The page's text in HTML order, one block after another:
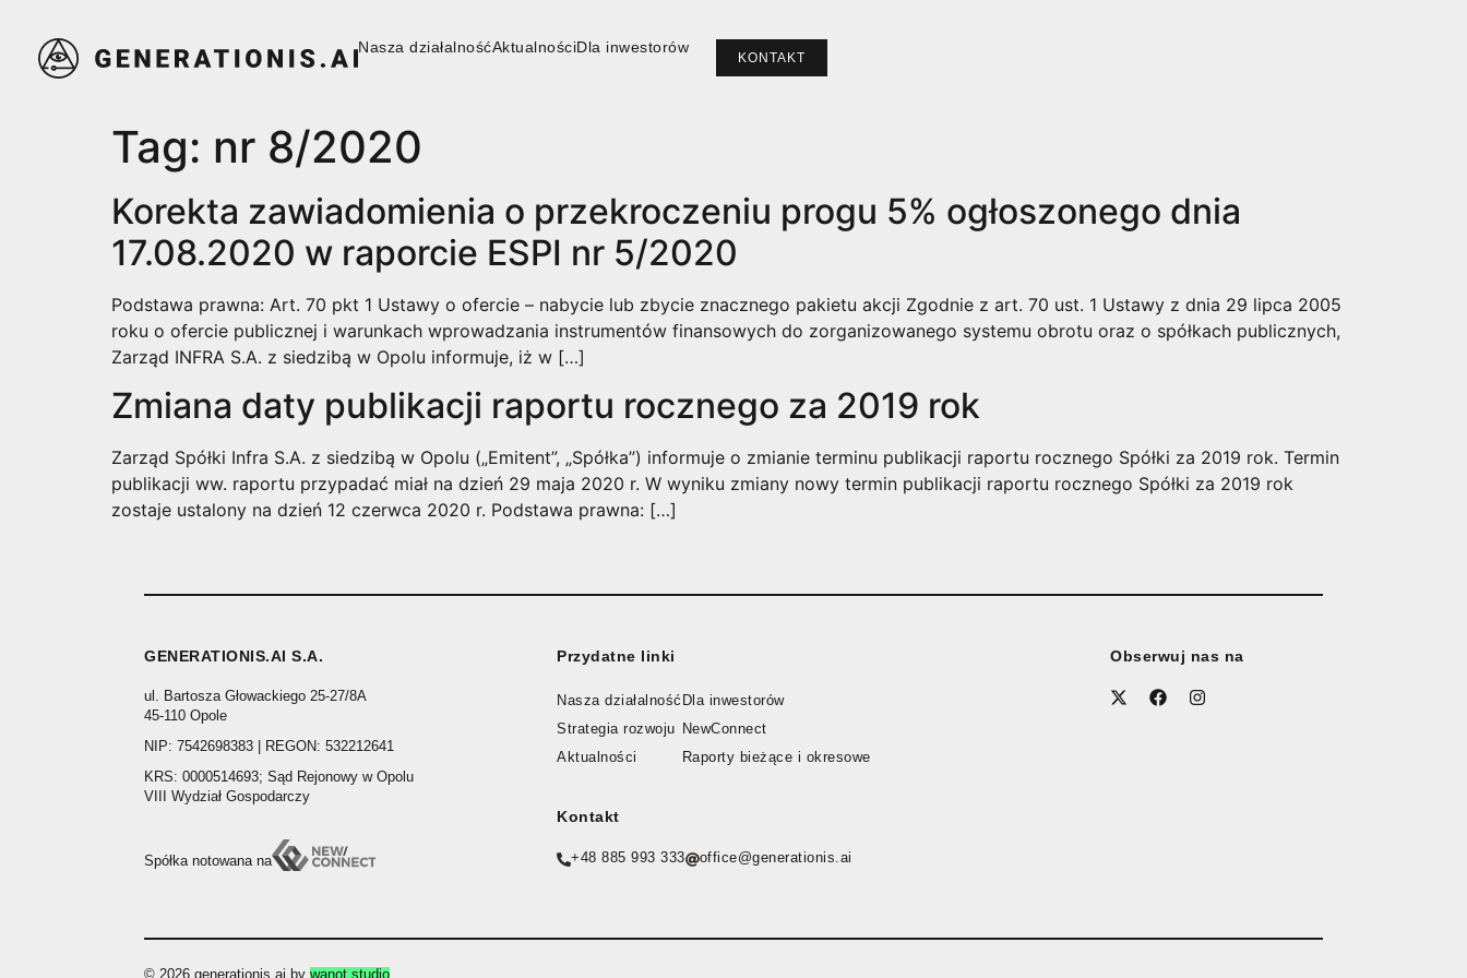
Nasza działalnośćAktualnościDla inwestorów
KONTAKT
Nasza działalnośćAktualnościDla inwestorów
KONTAKT
Tag: nr 8/2020
Korekta zawiadomienia o przekroczeniu progu 5% ogłoszonego dnia
17.08.2020 w raporcie ESPI nr 5/2020
Podstawa prawna: Art. 70 pkt 1 Ustawy o ofercie – nabycie lub zbycie znacznego pakietu akcji Zgodnie z art. 70 ust. 1 Ustawy z dnia 29 lipca 2005
roku o ofercie publicznej i warunkach wprowadzania instrumentów finansowych do zorganizowanego systemu obrotu oraz o spółkach publicznych,
Zarząd INFRA S.A. z siedzibą w Opolu informuje, iż w […]
Zmiana daty publikacji raportu rocznego za 2019 rok
Zarząd Spółki Infra S.A. z siedzibą w Opolu („Emitent”, „Spółka”) informuje o zmianie terminu publikacji raportu rocznego Spółki za 2019 rok. Termin
publikacji ww. raportu przypadać miał na dzień 29 maja 2020 r. W wyniku zmiany nowy termin publikacji raportu rocznego Spółki za 2019 rok
zostaje ustalony na dzień 12 czerwca 2020 r. Podstawa prawna: […]
GENERATIONIS.AI S.A.
ul. Bartosza Głowackiego 25-27/8A
45-110 Opole
NIP: 7542698383 | REGON: 532212641
KRS: 0000514693; Sąd Rejonowy w Opolu
VIII Wydział Gospodarczy
Spółka notowana na
Przydatne linki
Nasza działalność
Strategia rozwoju
Aktualności
Dla inwestorów
NewConnect
Raporty bieżące i okresowe
Kontakt
+48 885 993 333 office@generationis.ai
Obserwuj nas na
© 2026 generationis.ai by wanot.studio